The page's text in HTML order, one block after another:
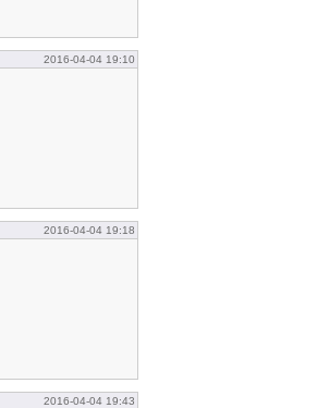
2016-04-04 19:10
2016-04-04 19:18
2016-04-04 19:43